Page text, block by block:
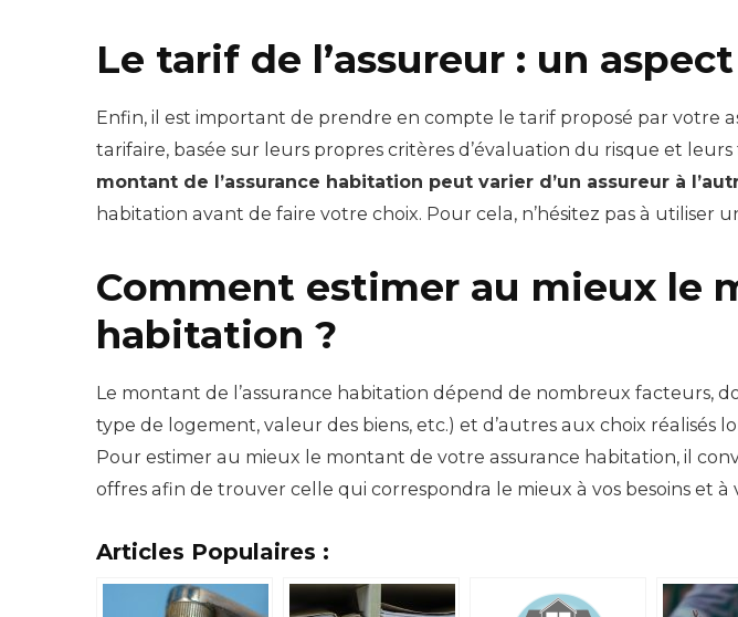
Le tarif de l’assureur : un
Enfin, il est important de prendre en compte le tarif proposé par votre
tarifaire, basée sur leurs propres critères d’évaluation du risque et
montant de l’assurance habitation peut varier d’un assureur à
habitation avant de faire votre choix. Pour cela, n’hésitez pas à utiliser
Comment estimer au mieux le
habitation ?
Le montant de l’assurance habitation dépend de nombreux facteurs,
type de logement, valeur des biens, etc.) et d’autres aux choix réalisés
Pour estimer au mieux le montant de votre assurance habitation, il
offres afin de trouver celle qui correspondra le mieux à vos besoins et
Articles Populaires :